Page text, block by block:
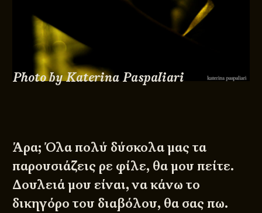
Photo by Katerina Paspaliari
Άρα; Όλα πολύ δύσκολα μας τα
παρουσιάζεις ρε φίλε, θα μου πείτε.
Δουλειά μου είναι, να κάνω το
δικηγόρο του διαβόλου, θα σας πω.